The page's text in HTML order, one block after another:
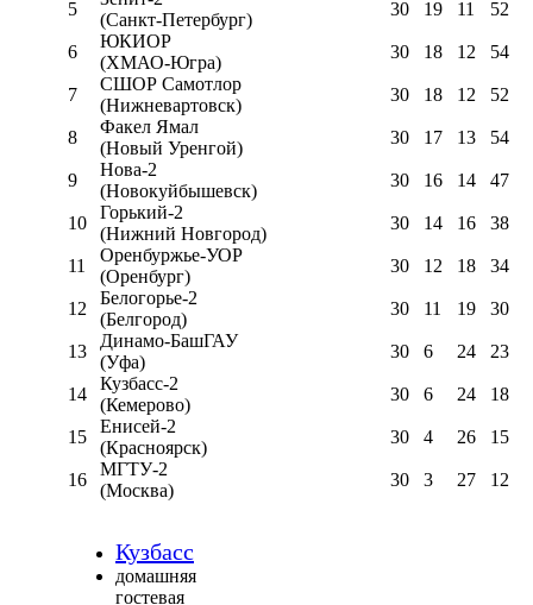
5
(Санкт-Петербург)
30 19 11 52
6
ЮКИОР
(ХМАО-Югра)
30 18 12 54
7
СШОР Самотлор
(Нижневартовск)
30 18 12 52
8
Факел Ямал
(Новый Уренгой)
30 17 13 54
9
Нова-2
(Новокуйбышевск)
30 16 14 47
10
Горький-2
(Нижний Новгород)
30 14 16 38
11
Оренбуржье-УОР
(Оренбург)
30 12 18 34
12
Белогорье-2
(Белгород)
30 11 19 30
13
Динамо-БашГАУ
(Уфа)
30 6 24 23
14
Кузбасс-2
(Кемерово)
30 6 24 18
15
Енисей-2
(Красноярск)
30 4 26 15
16
МГТУ-2
(Москва)
30 3 27 12
Кузбасс
домашняя
гостевая